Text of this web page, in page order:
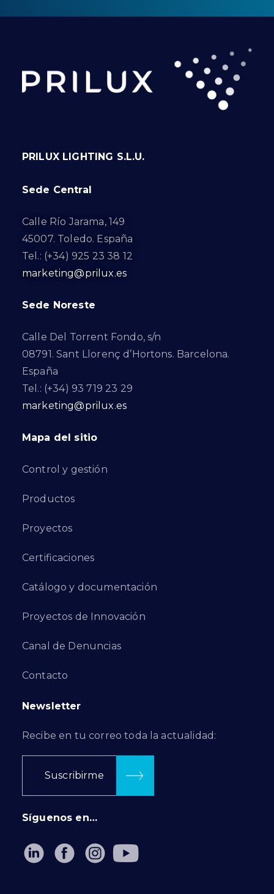
PRILUX LIGHTING S.L.U.
Sede Central
Calle Río Jarama, 149
45007. Toledo. España
Tel.: (+34) 925 23 38 12
marketing@prilux.es
Sede Noreste
Calle Del Torrent Fondo, s/n
08791. Sant Llorenç d’Hortons. Barcelona.
España
Tel.: (+34) 93 719 23 29
marketing@prilux.es
Mapa del sitio
Control y gestión
Productos
Proyectos
Certificaciones
Catálogo y documentación
Proyectos de Innovación
Canal de Denuncias
Contacto
Newsletter
Recibe en tu correo toda la actualidad:
Suscribirme
Síguenos en…